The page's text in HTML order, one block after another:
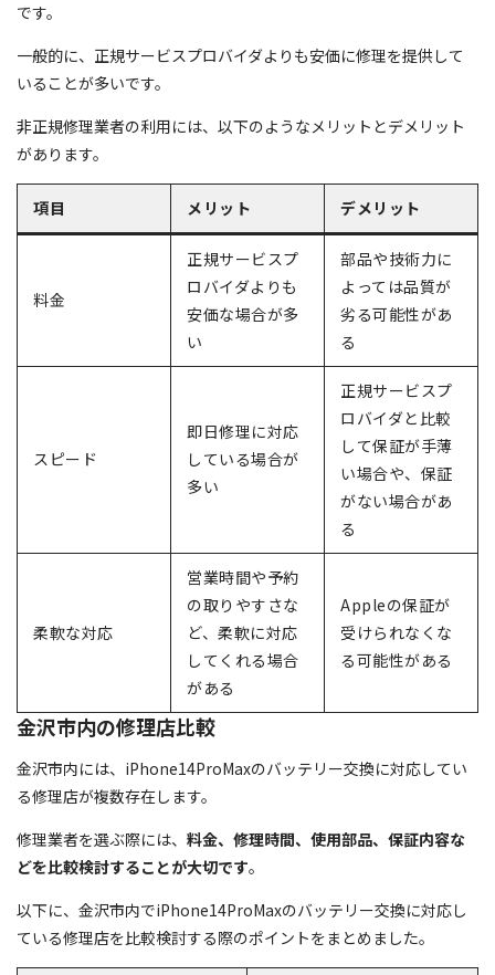
です。
一般的に、正規サービスプロバイダよりも安価に修理を提供して
いることが多いです。
非正規修理業者の利用には、以下のようなメリットとデメリット
があります。
項目 メリット デメリット
料金
正規サービスプ
ロバイダよりも
安価な場合が多
い
部品や技術力に
よっては品質が
劣る可能性があ
る
スピード
即日修理に対応
している場合が
多い
正規サービスプ
ロバイダと比較
して保証が手薄
い場合や、保証
がない場合があ
る
柔軟な対応
営業時間や予約
の取りやすさな
ど、柔軟に対応
してくれる場合
がある
Appleの保証が
受けられなくな
る可能性がある
金沢市内の修理店比較
金沢市内には、iPhone14ProMaxのバッテリー交換に対応してい
る修理店が複数存在します。
修理業者を選ぶ際には、 料金、修理時間、使用部品、保証内容な
どを比較検討することが大切です。
以下に、金沢市内でiPhone14ProMaxのバッテリー交換に対応し
ている修理店を比較検討する際のポイントをまとめました。